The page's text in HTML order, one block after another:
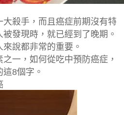
殺手，而且癌症前期沒有特
發現時，就已經到了晚期。
說都非常的重要。
一，如何從吃中預防癌症，
8個字。